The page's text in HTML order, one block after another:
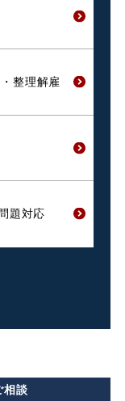
整理解雇
題対応
相談